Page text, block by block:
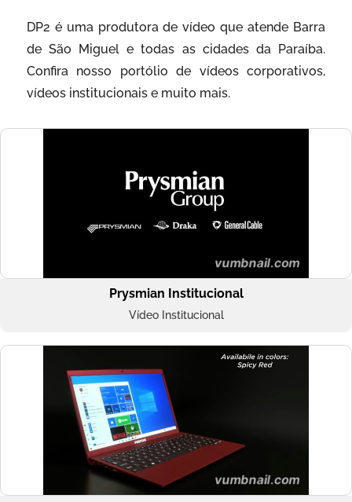
DP2 é uma produtora de vídeo que atende Barra
de São Miguel e todas as cidades da Paraíba.
Confira nosso portólio de vídeos corporativos,
vídeos institucionais e muito mais.
Prysmian Institucional
Vídeo Institucional